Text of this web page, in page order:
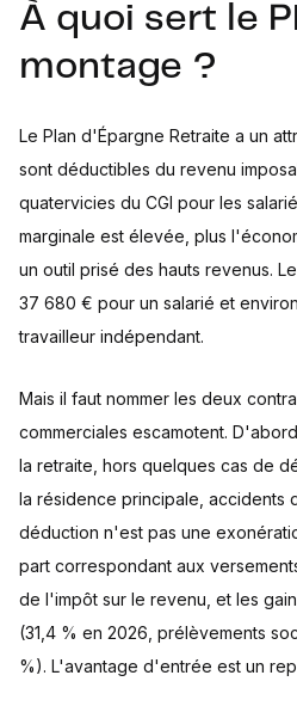
À quoi sert le
montage ?
Le Plan d'Épargne Retraite a un
sont déductibles du revenu
quatervicies du CGI pour les
marginale est élevée, plus
un outil prisé des hauts revenus.
37 680 € pour un salarié et
travailleur indépendant.
Mais il faut nommer les deux
commerciales escamotent.
la retraite, hors quelques cas de
la résidence principale, accidents
déduction n'est pas une
part correspondant aux
de l'impôt sur le revenu, et les
(31,4 % en 2026, prélèvements
%). L'avantage d'entrée est un